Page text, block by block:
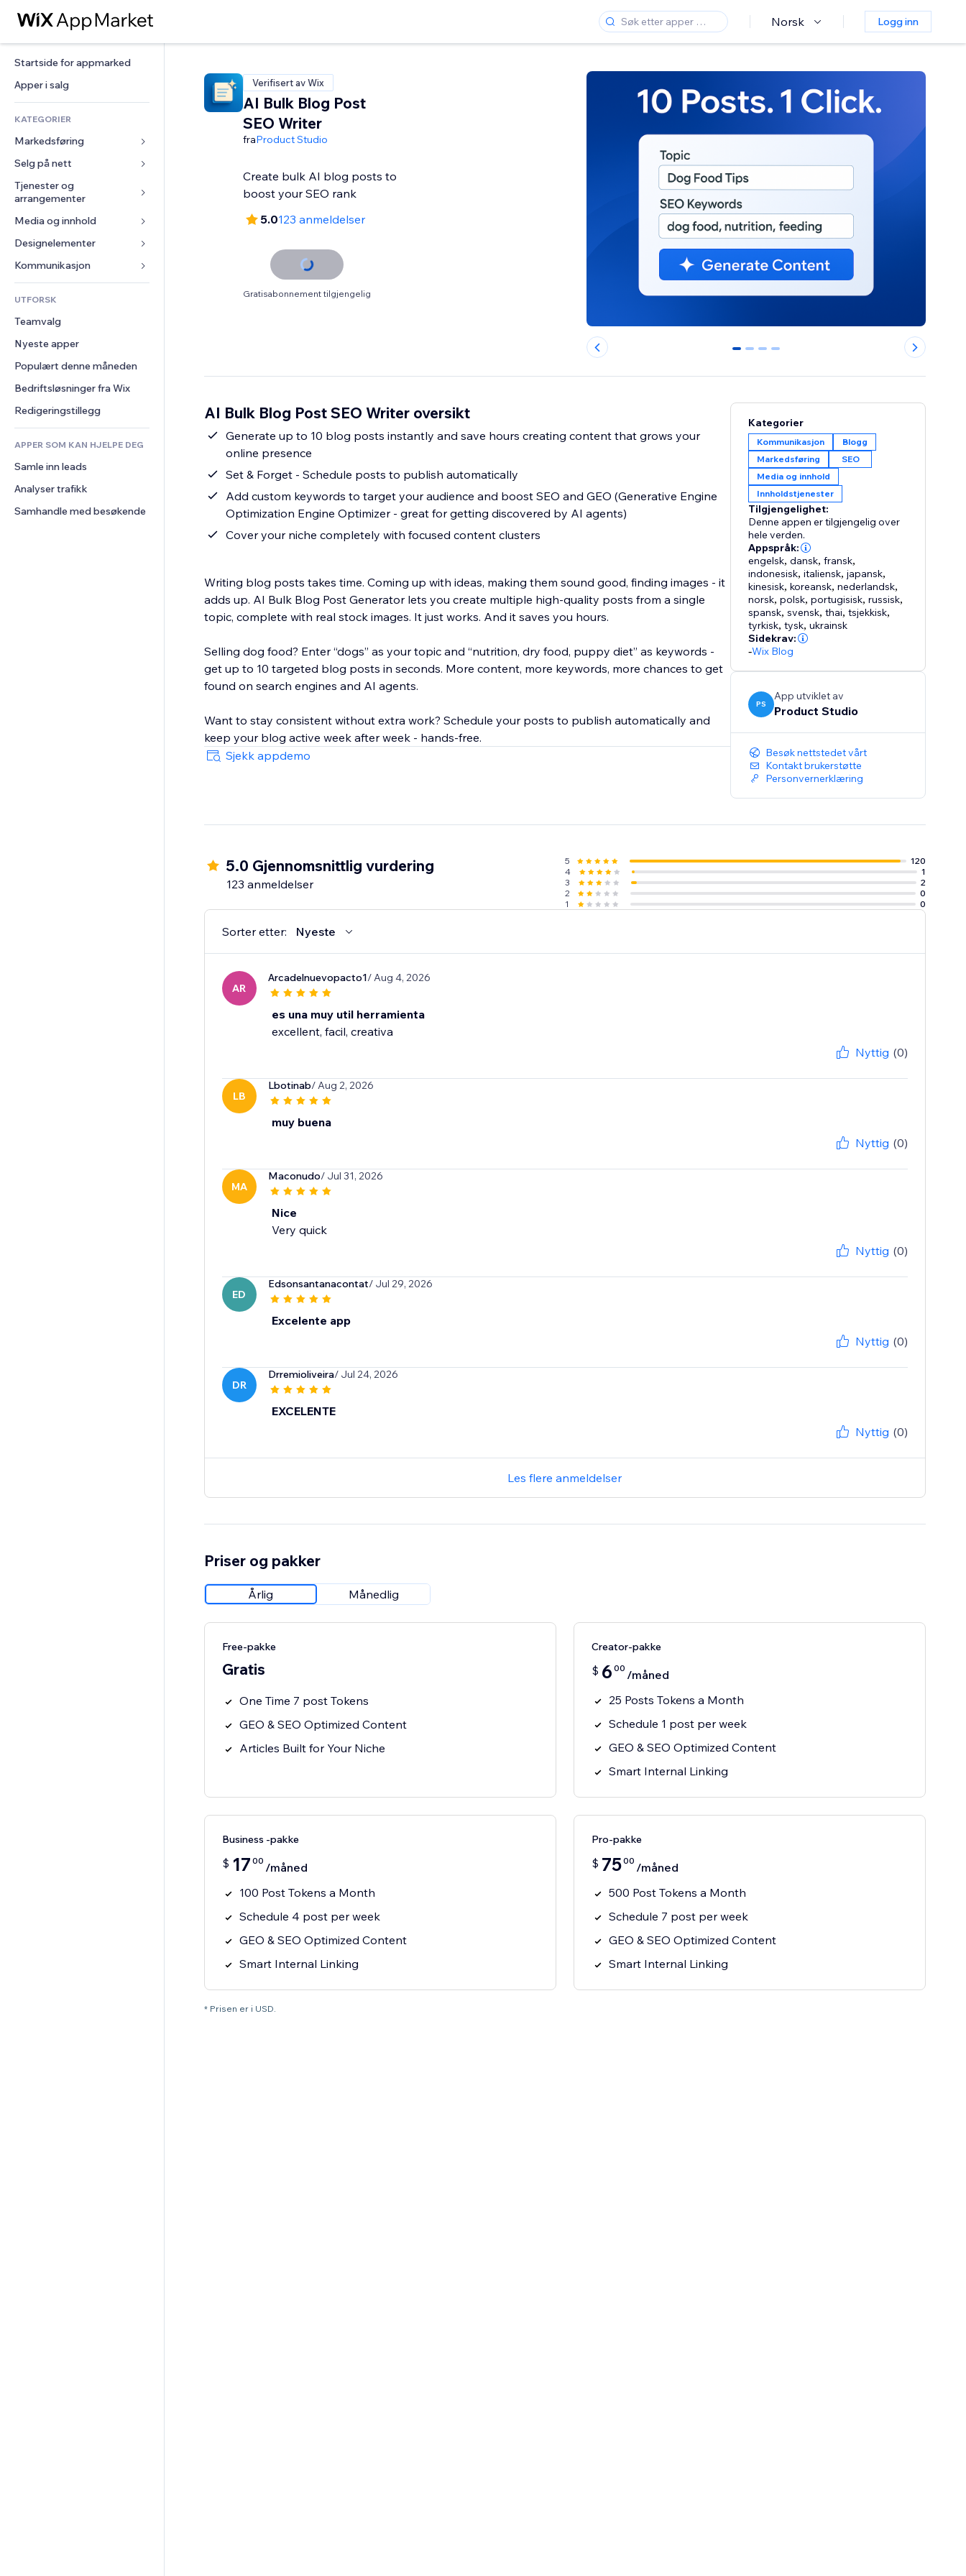
Norsk Logg inn
Startside for appmarked
Apper i salg
KATEGORIER
Markedsføring
Annonser
Mobil
Analyser
Sosiale medier
SEO
Engasjement
Nettstedsoppføringer
E-post
Konvertering
Selg på nett
Apper for butikker
Frakt og levering
Selg-knapper
Nettkurs
On-demand-utskrift
Regnskap
Kuponger og fordelsprogram
Lagerløsninger
Dropshipping
Priser og abonnement
Folkefinansiering
Mat og drikke
Tjenester og
arrangementer
Hoteller
Arrangementer
Restauranter
Eiendom
Bookinger
Media og innhold
Galleri
Musikk
Podkaster
Fotografi
Video
PDF
Fildeling
Nyheter
Designelementer
Kart og navigasjon
Personvern og sikkerhet
Klokke
Sidemaler
Bildeeffekter
Knapper og menyer
Bannere og merker
Kalkulatorer
Søk
Vær
Diagrammer og tabeller
Skjemaer
Avstemninger
Chat
Kommentarer
Telefon
Samfunn
Anmeldelser og
UTFORSK
Teamvalg
Nyeste apper
Populært denne måneden
Bedriftsløsninger fra Wix
Redigeringstillegg
APPER SOM KAN HJELPE DEG
Samle inn leads
Analyser trafikk
Samhandle med besøkende
Verifisert av Wix
AI Bulk Blog Post
SEO Writer
fraProduct Studio
Create bulk AI blog posts to
boost your SEO rank
5.0123 anmeldelser
Gratisabonnement tilgjengelig
0 1 2 3
AI Bulk Blog Post SEO Writer oversikt
Generate up to 10 blog posts instantly and save hours creating content that grows your
online presence
Set & Forget - Schedule posts to publish automatically
Add custom keywords to target your audience and boost SEO and GEO (Generative Engine
Optimization Engine Optimizer - great for getting discovered by AI agents)
Cover your niche completely with focused content clusters
Writing blog posts takes time. Coming up with ideas, making them sound good, finding images - it
adds up. AI Bulk Blog Post Generator lets you create multiple high-quality posts from a single
topic, complete with real stock images. It just works. And it saves you hours.
Selling dog food? Enter “dogs” as your topic and “nutrition, dry food, puppy diet” as keywords -
get up to 10 targeted blog posts in seconds. More content, more keywords, more chances to get
found on search engines and AI agents.
Want to stay consistent without extra work? Schedule your posts to publish automatically and
keep your blog active week after week - hands-free.
Sjekk appdemo
Kategorier
Kommunikasjon
Blogg
Markedsføring
SEO
Media og innhold
Innholdstjenester
Tilgjengelighet:
Denne appen er tilgjengelig over
hele verden.
Appspråk:
engelsk,dansk,fransk,
indonesisk,italiensk,japansk,
kinesisk,koreansk,nederlandsk,
norsk,polsk,portugisisk,russisk,
spansk,svensk,thai,tsjekkisk,
tyrkisk,tysk,ukrainsk
Sidekrav:
-Wix Blog
PS
App utviklet av
Product Studio
Besøk nettstedet vårt
Kontakt brukerstøtte
Personvernerklæring
5.0 Gjennomsnittlig vurdering
123 anmeldelser
5
120
4
1
3
2
2
0
1
0
Sorter etter: Nyeste
AR
Arcadelnuevopacto1/ Aug 4, 2026
es una muy util herramienta
excellent, facil, creativa
Nyttig (0)
LB
Lbotinab/ Aug 2, 2026
muy buena
Nyttig (0)
MA
Maconudo/ Jul 31, 2026
Nice
Very quick
Nyttig (0)
ED
Edsonsantanacontat/ Jul 29, 2026
Excelente app
Nyttig (0)
DR
Drremioliveira/ Jul 24, 2026
EXCELENTE
Nyttig (0)
Les flere anmeldelser
Priser og pakker
Årlig Månedlig
Free-pakke
Gratis
One Time 7 post Tokens
GEO & SEO Optimized Content
Articles Built for Your Niche
Creator-pakke
$ 6 00 /måned
25 Posts Tokens a Month
Schedule 1 post per week
GEO & SEO Optimized Content
Smart Internal Linking
Business -pakke
$ 17 00 /måned
100 Post Tokens a Month
Schedule 4 post per week
GEO & SEO Optimized Content
Smart Internal Linking
Pro-pakke
$ 7500 /måned
500 Post Tokens a Month
Schedule 7 post per week
GEO & SEO Optimized Content
Smart Internal Linking
* Prisen er i USD.